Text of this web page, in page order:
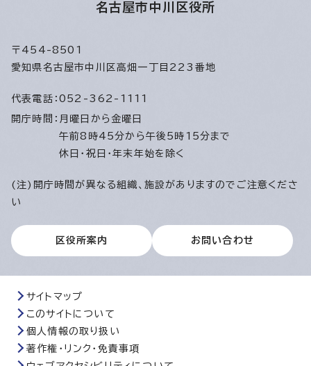
名古屋市中川区役所
〒454-8501
愛知県名古屋市中川区高畑一丁目223番地
代表電話： 052-362-1111
開庁時間： 月曜日から金曜日
午前8時45分から午後5時15分まで
休日・祝日・年末年始を除く
(注)開庁時間が異なる組織、施設がありますのでご注意くださ
い
区役所案内 お問い合わせ
サイトマップ
このサイトについて
個人情報の取り扱い
著作権・リンク・免責事項